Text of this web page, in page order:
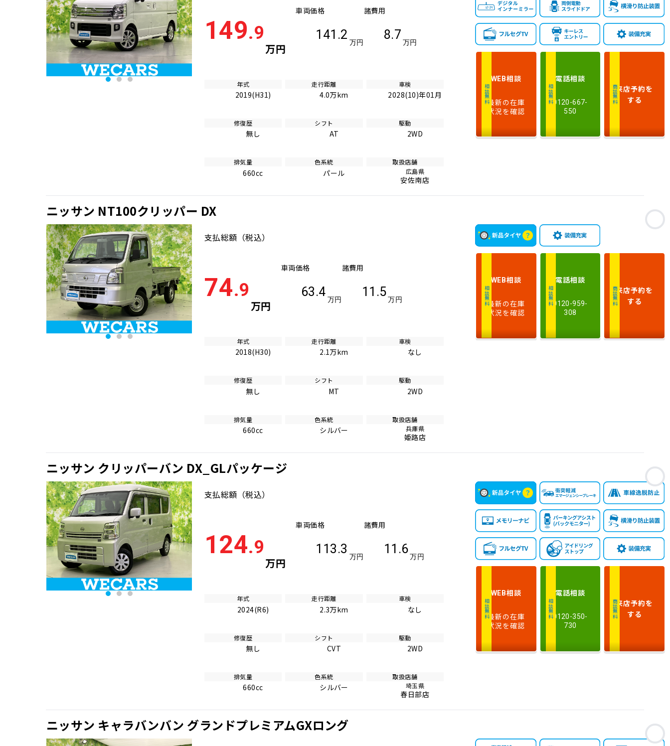
年
式
新しい順 古い順
走
行
少ない順 多い順
気
量
大きい順 小さい順
検
多い順 少ない順
149.9
万円
車両価格
141.2
万円
諸費用
8.7
万円
年式
2019(H31)
走行距離
4.0万km
車検
2028(10)年01月
修復歴
無し
シフト
AT
駆動
2WD
排気量
660cc
色系統
パール
取扱店舗
広島県
安佐南店
相談無料
WEB相談
最新の在庫
状況を確認
相談無料
電話相談
0120-667-
550
商談無料来店予約を
する
お
ニッサン NT100クリッパー DX
支払総額 （税込）
74.9
万円
車両価格
63.4
万円
諸費用
11.5
万円
年式
2018(H30)
走行距離
2.1万km
車検
なし
修復歴
無し
シフト
MT
駆動
2WD
排気量
660cc
色系統
シルバー
取扱店舗
兵庫県
姫路店
相談無料
WEB相談
最新の在庫
状況を確認
相談無料
電話相談
0120-959-
308
商談無料来店予約を
する
お
ニッサン クリッパーバン DX_GLパッケージ
支払総額 （税込）
124.9
万円
車両価格
113.3
万円
諸費用
11.6
万円
年式
2024(R6)
走行距離
2.3万km
車検
なし
修復歴
無し
シフト
CVT
駆動
2WD
排気量
660cc
色系統
シルバー
取扱店舗
埼玉県
春日部店
相談無料
WEB相談
最新の在庫
状況を確認
相談無料
電話相談
0120-350-
730
商談無料来店予約を
する
お
ニッサン キャラバンバン グランドプレミアムGXロング